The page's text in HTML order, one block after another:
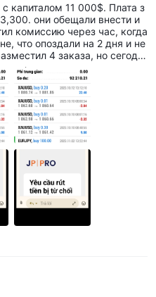
рынке цифровых активов.
счетов, чтобы
и уровни опыта
предоставляемых JP
которые только
финансовых рынках и хотят
низким
капиталом 11 000$. Плата з
они обещали внести и
комиссию через час, когда
что опоздали на 2 дня и не
4 заказа, но сегодн